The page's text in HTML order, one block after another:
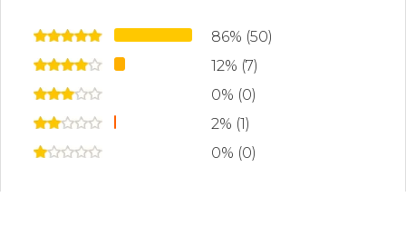
86% (50)
12% (7)
0% (0)
2% (1)
0% (0)